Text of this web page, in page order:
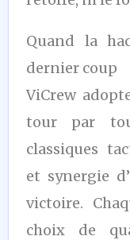
Quand la
dernier coup
ViCrew
tour par
classiques
et synergie
victoire.
choix de